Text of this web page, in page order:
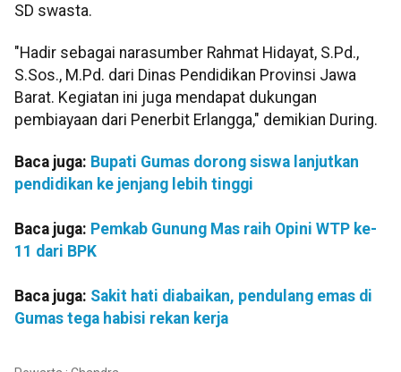
SD swasta.
"Hadir sebagai narasumber Rahmat Hidayat, S.Pd.,
S.Sos., M.Pd. dari Dinas Pendidikan Provinsi Jawa
Barat. Kegiatan ini juga mendapat dukungan
pembiayaan dari Penerbit Erlangga," demikian During.
Baca juga: Bupati Gumas dorong siswa lanjutkan
pendidikan ke jenjang lebih tinggi
Baca juga: Pemkab Gunung Mas raih Opini WTP ke-
11 dari BPK
Baca juga: Sakit hati diabaikan, pendulang emas di
Gumas tega habisi rekan kerja